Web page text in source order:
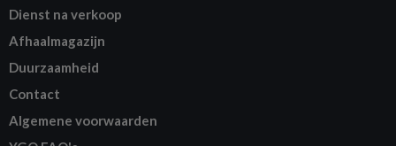
Dienst na verkoop
Afhaalmagazijn
Duurzaamheid
Contact
Algemene voorwaarden